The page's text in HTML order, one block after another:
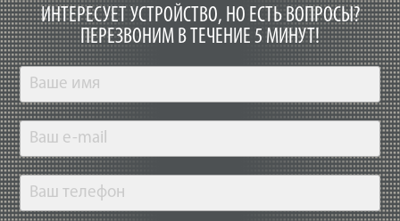
ИНТЕРЕСУЕТ УСТРОЙСТВО, НО ЕСТЬ ВОПРОСЫ?
ПЕРЕЗВОНИМ В ТЕЧЕНИЕ 5 МИНУТ!